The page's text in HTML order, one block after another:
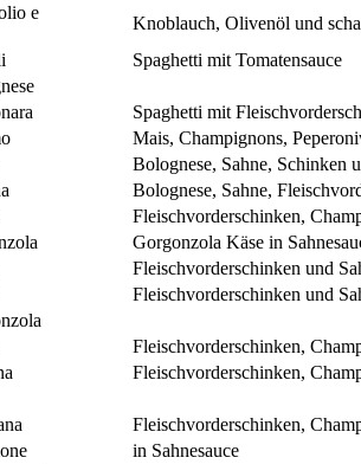
e
Knoblauch, Olivenöl und
Spaghetti mit Tomatensauce
Spaghetti mit
Mais, Champignons,
Bolognese, Sahne, Schinken
Bolognese, Sahne,
Fleischvorderschinken,
Gorgonzola Käse in
Fleischvorderschinken und
Fleischvorderschinken und
Fleischvorderschinken,
Fleischvorderschinken,
Fleischvorderschinken,
in Sahnesauce